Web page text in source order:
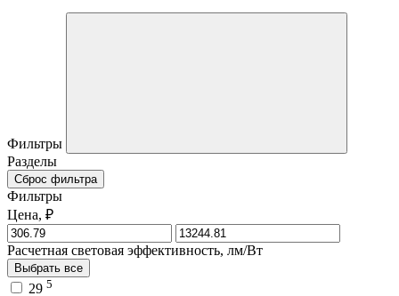
Фильтры
Разделы
Сброс фильтра
Фильтры
Цена, ₽
Расчетная световая эффективность, лм/Вт
Выбрать все
29 5